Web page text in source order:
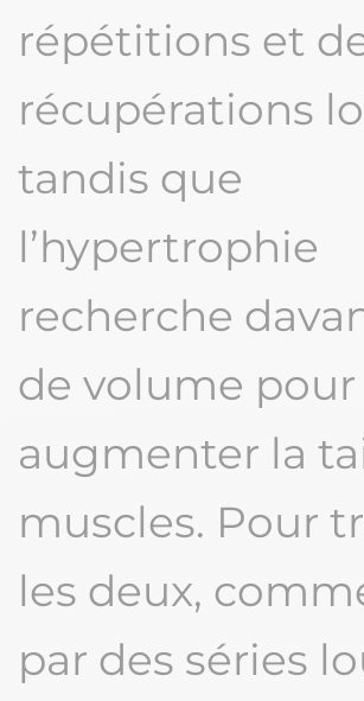
répétitions et
récupérations
tandis que
l’hypertrophie
recherche
de volume pour
augmenter la
muscles. Pour
les deux,
par des séries